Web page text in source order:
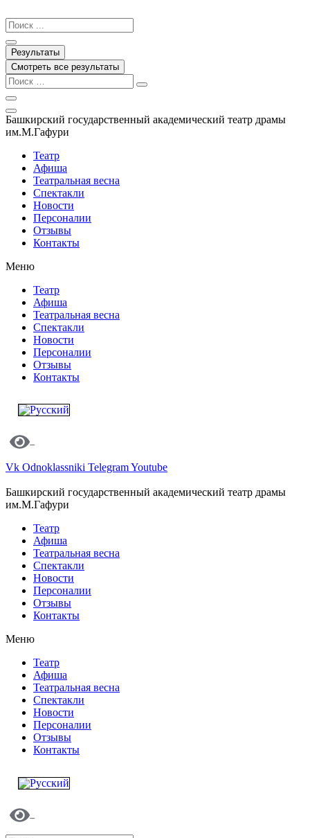
к
содержимому
Search
...
Результаты
Смотреть все результаты
Башкирский государственный академический театр драмы
им.М.Гафури
Театр
Афиша
Театральная весна
Спектакли
Новости
Персоналии
Отзывы
Контакты
Меню
Театр
Афиша
Театральная весна
Спектакли
Новости
Персоналии
Отзывы
Контакты
Vk Odnoklassniki TelegramYoutube
Башкирский государственный академический театр драмы
им.М.Гафури
Театр
Афиша
Театральная весна
Спектакли
Новости
Персоналии
Отзывы
Контакты
Меню
Театр
Афиша
Театральная весна
Спектакли
Новости
Персоналии
Отзывы
Контакты